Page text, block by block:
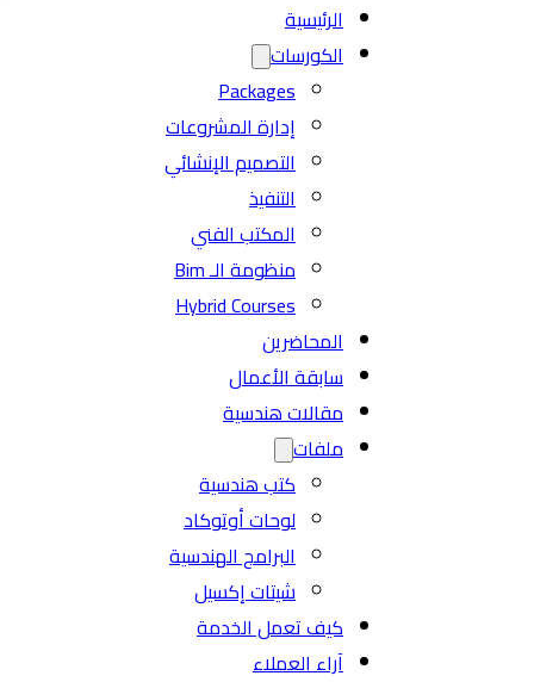
الرئيسية
الكورسات
Packages
إدارة المشروعات
التصميم الإنشائي
التنفيذ
المكتب الفني
منظومة الـ Bim
Hybrid Courses
المحاضرين
سابقة الأعمال
مقالات هندسية
ملفات
كتب هندسية
لوحات أوتوكاد
البرامج الهندسية
شيتات إكسيل
كيف تعمل الخدمة
آراء العملاء